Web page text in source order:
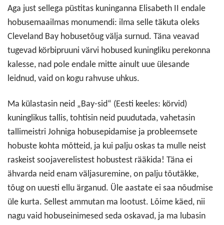
Aga just sellega püstitas kuninganna Elisabeth II endale
hobusemaailmas monumendi: ilma selle täkuta oleks
Cleveland Bay hobusetõug välja surnud. Täna veavad
tugevad körbipruuni värvi hobused kuningliku perekonna
kalesse, nad pole endale mitte ainult uue ülesande
leidnud, vaid on kogu rahvuse uhkus.
Ma külastasin neid „Bay-sid“ (Eesti keeles: körvid)
kuninglikus tallis, tohtisin neid puudutada, vahetasin
tallimeistri Johniga hobusepidamise ja probleemsete
hobuste kohta mõtteid, ja kui palju oskas ta mulle neist
raskeist soojaverelistest hobustest rääkida! Täna ei
ähvarda neid enam väljasuremine, on palju tõutäkke,
tõug on uuesti ellu ärganud. Üle aastate ei saa nõudmise
üle kurta. Sellest ammutan ma lootust. Lõime käed, nii
nagu vaid hobuseinimesed seda oskavad, ja ma lubasin